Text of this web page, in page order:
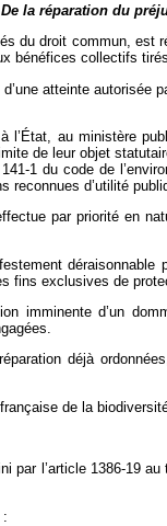
la réparation du
du droit commun, est
collectifs
atteinte
l’État, au ministère
de leur objet
du code de
d’utilité
par priorité en
exclusives de
imminente d’un
déjà
de la
par l’article 1386‑19
: